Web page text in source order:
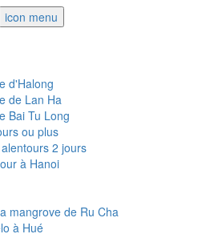
icon menu
d'Halong
de Lan Ha
Bai Tu Long
ou plus
2 jours
à Hanoi
mangrove de Ru Cha
à Hué